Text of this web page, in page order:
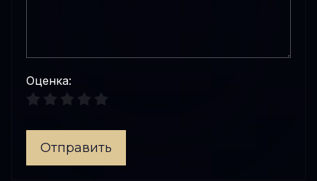
Оценка:
Отправить